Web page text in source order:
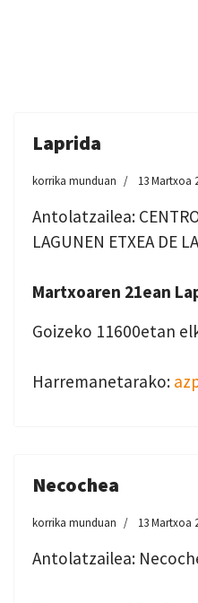
Laprida
korrika munduan 13 Martxoa
Antolatzailea:
LAGUNEN ETXEA DE
Martxoaren 21ean
Goizeko 11600etan
Harremanetarako:
Necochea
korrika munduan 13 Martxoa
Antolatzailea: